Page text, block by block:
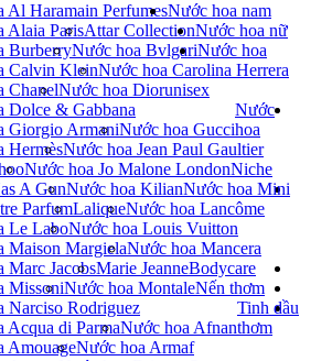
Al Haramain Perfumes
Alaia ParisAttar Collection
BurberryNước hoa Bvlgari
Calvin KleinNước hoa Carolina Herrera
ChanelNước hoa Dior
Dolce & Gabbana
Giorgio ArmaniNước hoa Gucci
HermèsNước hoa Jean Paul Gaultier
Nước hoa Jo Malone London
A GunNước hoa Kilian
ParfumLaliqueNước hoa Lancôme
Le LaboNước hoa Louis Vuitton
Maison MargielaNước hoa Mancera
Marc JacobsMarie Jeanne
MissoniNước hoa Montale
Narciso Rodriguez
Acqua di ParmaNước hoa Afnan
AmouageNước hoa Armaf
Nước hoa nam
Nước hoa nữ
Nước hoa
unisex
Nước
hoa
Niche
Nước hoa Mini
Bodycare
Nến thơm
Tinh dầu
thơm